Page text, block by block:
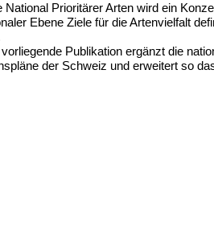
National Prioritärer Arten wird ein
Ebene Ziele für die Artenvielfalt
Publikation ergänzt die
der Schweiz und erweitert so